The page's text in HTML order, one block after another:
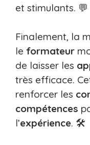
et stimulants. 💬
Finalement, la
le formateur
de laisser les
très efficace.
renforcer les
compétences
l’expérience. 🛠️